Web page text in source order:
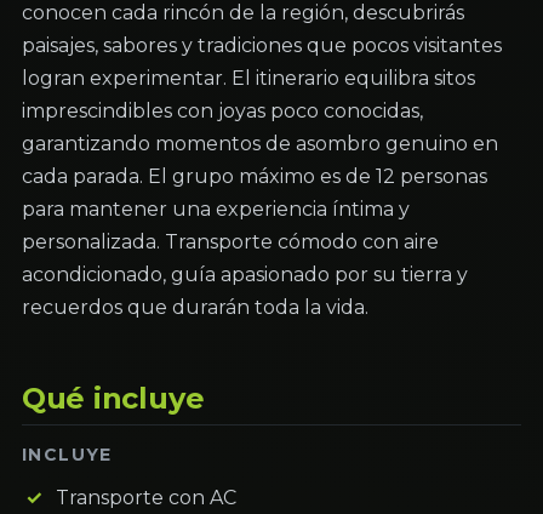
conocen cada rincón de la región, descubrirás
paisajes, sabores y tradiciones que pocos visitantes
logran experimentar. El itinerario equilibra sitos
imprescindibles con joyas poco conocidas,
garantizando momentos de asombro genuino en
cada parada. El grupo máximo es de 12 personas
para mantener una experiencia íntima y
personalizada. Transporte cómodo con aire
acondicionado, guía apasionado por su tierra y
recuerdos que durarán toda la vida.
Qué incluye
INCLUYE
Transporte con AC